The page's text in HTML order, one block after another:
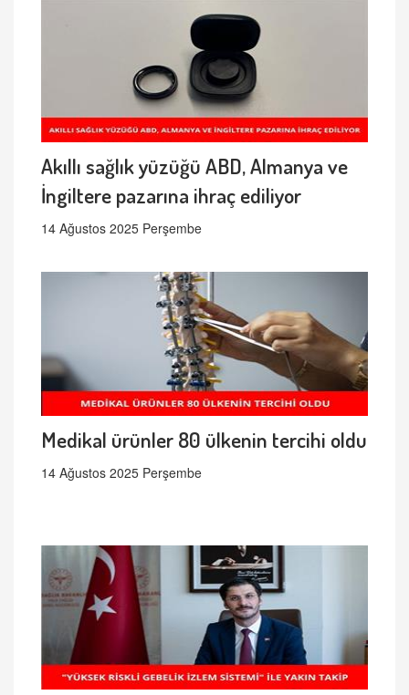
Akıllı sağlık yüzüğü ABD, Almanya ve
İngiltere pazarına ihraç ediliyor
14 Ağustos 2025 Perşembe
Medikal ürünler 80 ülkenin tercihi oldu
14 Ağustos 2025 Perşembe